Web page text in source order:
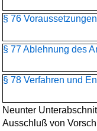
§ 76
§ 77 Ablehnung des
§ 78 Verfahren und
Neunter
Ausschluß von